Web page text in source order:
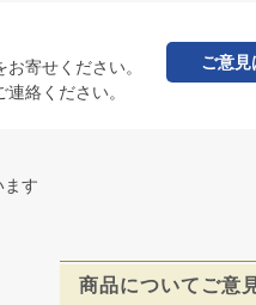
寄せください。
連絡ください。
ご意見
ます
商品についてご意